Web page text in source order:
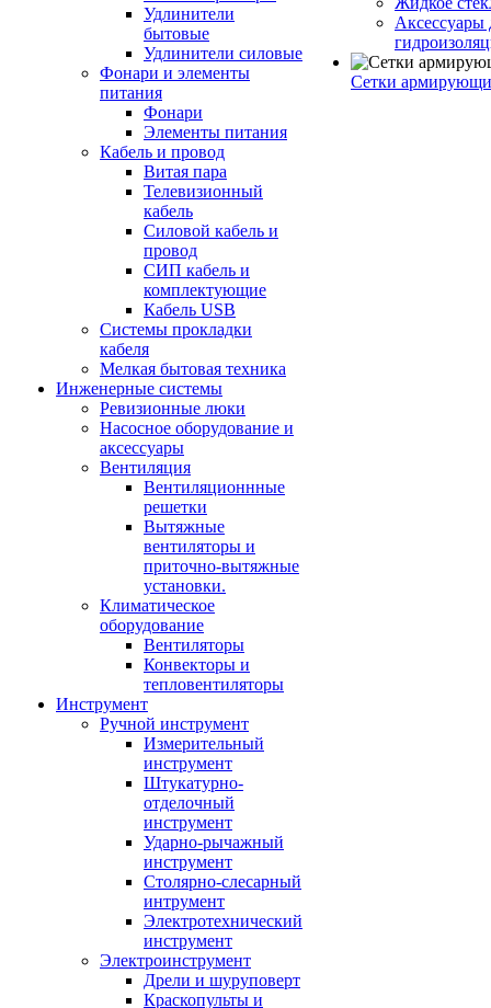
Удлинители
бытовые
Удлинители силовые
Фонари и элементы
питания
Фонари
Элементы питания
Кабель и провод
Витая пара
Телевизионный
кабель
Силовой кабель и
провод
СИП кабель и
комплектующие
Кабель USB
Системы прокладки
кабеля
Мелкая бытовая техника
Инженерные системы
Ревизионные люки
Насосное оборудование и
аксессуары
Вентиляция
Вентиляционнные
решетки
Вытяжные
вентиляторы и
приточно-вытяжные
установки.
Климатическое
оборудование
Вентиляторы
Конвекторы и
тепловентиляторы
Инструмент
Ручной инструмент
Измерительный
инструмент
Штукатурно-
отделочный
инструмент
Ударно-рычажный
инструмент
Столярно-слесарный
интрумент
Электротехнический
инструмент
Электроинструмент
Дрели и шуруповерт
Краскопульты и
Аксессуары
Сетки